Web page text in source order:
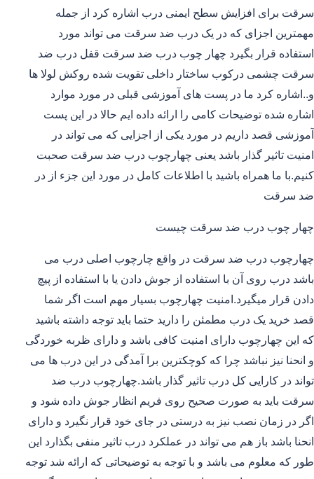
سرقت برای افزایش سطح ایمنی درب اشاره کرد از جمله
مهمترین اجزای که در یک درب ضد سرقت می تواند مورد
استفاده قرار بگیرد چهار چوب درب ضد سرقت قفل درب ضد
سرقت چشمی درکوب ساختار داخلی تقویت شده روکش لولا ها
و..اشاره کرد ما در پست های آموزشی قبلی در مورد موارد
اشاره شده توضیحات کامی را ارائه داده ایم حالا در این پست
آموزشی قصد داریم در مورد یکی از اجزایی که می تواند در
امنیت تاثیر گذار باشد یعنی چهارچوب درب ضد سرقت صحبت
کنیم.با ما همراه باشید با اطلاعات کامل در مورد این جزء از در
ضد سرقت
چهار چوب درب ضد سرقت چیست
چهارچوب درب ضد سرقت در واقع چارچوب اصلی درب می
باشد درب روی آن با استفاده از جوش دادن یا با استفاده از پیچ
دادن قرار میگیرد.امنیت چهارچوب بسیار مهم است اگر شما
قصد خرید یک درب مطمئن را دارید حتما باید توجه داشته باشید
که این چهارچوب دارای امنیت کافی باشد و دارای ظربه خوردگی
و انحنا نیز نباشد چرا که کوچکترین برا آمدگی در این درب ها می
تواند در کارایی کل درب تاثیر گذار باشد.چهارچوب درب ضد
سرقت باید به صورت صحیح روی فریم انظار جوش داده شود و
اگر در زمان نصب نیز به درستی در جای خود قرار نگیرد و دارای
انحنا باشد باز هم می تواند در عملکرد درب تاثیر منفی بگذارد این
طور که معلوم می باشد و با توجه به توضیحاتی که ارائه شد توجه